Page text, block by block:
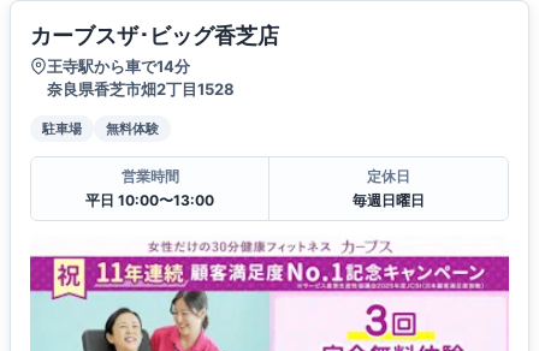
カーブスザ･ビッグ香芝店
王寺駅から車で14分
奈良県香芝市畑2丁目1528
駐車場 無料体験
営業時間
平日 10:00〜13:00
定休日
毎週日曜日